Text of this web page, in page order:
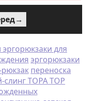
эргорюкзаки для
эргорюкзаки
рюкзак переноска
слинг TOPA TOP